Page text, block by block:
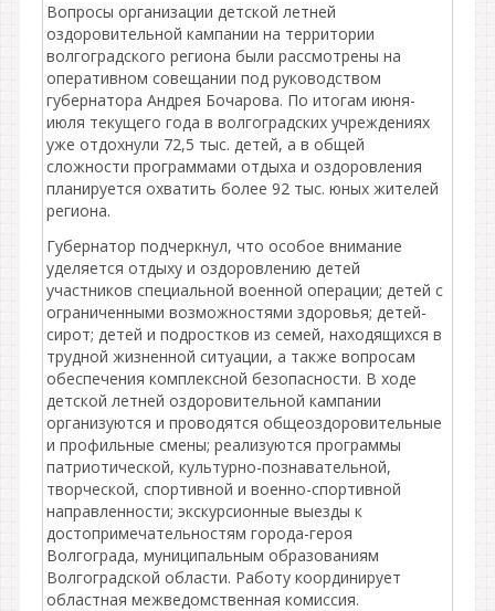
Вопросы организации детской летней
оздоровительной кампании на территории
волгоградского региона были рассмотрены на
оперативном совещании под руководством
губернатора Андрея Бочарова. По итогам июня-
июля текущего года в волгоградских учреждениях
уже отдохнули 72,5 тыс. детей, а в общей
сложности программами отдыха и оздоровления
планируется охватить более 92 тыс. юных жителей
региона.
Губернатор подчеркнул, что особое внимание
уделяется отдыху и оздоровлению детей
участников специальной военной операции; детей с
ограниченными возможностями здоровья; детей-
сирот; детей и подростков из семей, находящихся в
трудной жизненной ситуации, а также вопросам
обеспечения комплексной безопасности. В ходе
детской летней оздоровительной кампании
организуются и проводятся общеоздоровительные
и профильные смены; реализуются программы
патриотической, культурно-познавательной,
творческой, спортивной и военно-спортивной
направленности; экскурсионные выезды к
достопримечательностям города-героя
Волгограда, муниципальным образованиям
Волгоградской области. Работу координирует
областная межведомственная комиссия.